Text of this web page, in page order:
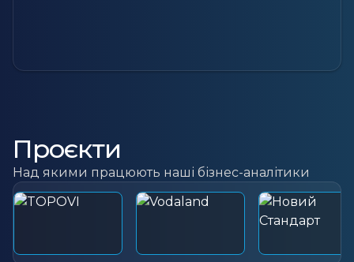
Проєкти
Над якими працюють наші бізнес-аналітики